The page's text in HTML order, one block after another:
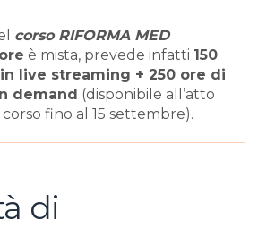
corso RIFORMA MED
è mista, prevede infatti 150
live streaming + 250 ore di
demand (disponibile all’atto
corso fino al 15 settembre).
di